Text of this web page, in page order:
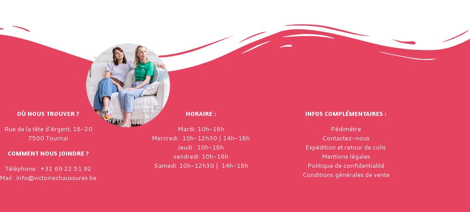
OÙ NOUS TROUVER ?
Rue de la tête d'Argent, 18-20
7500 Tournai
COMMENT NOUS JOINDRE ?
Téléphone : +32 69 22 51 92
Mail : info@victoirechaussures.be
HORAIRE :
Mardi: 10h-18h
Mercredi : 10h-12h30 | 14h-18h
Jeudi : 10h-18h
vendredi: 10h-18h
Samedi: 10h-12h30 | 14h-18h
INFOS COMPLÉMENTAIRES :
Pédimètre
Contactez-nous
Expédition et retour de colis
Mentions légales
Politique de confidentialité
Conditions générales de vente